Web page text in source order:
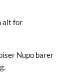
alt for
Nupo barer